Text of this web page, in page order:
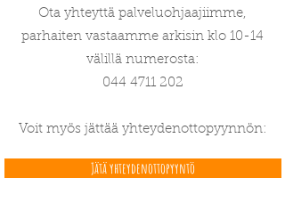
Ota yhteyttä palveluohjaajiimme,
parhaiten vastaamme arkisin klo 10-14
välillä numerosta:
044 4711 202
Voit myös jättää yhteydenottopyynnön:
Jätä yhteydenottopyyntö